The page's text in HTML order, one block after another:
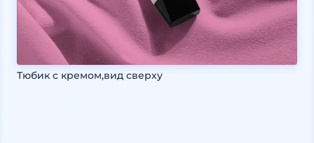
Тюбик с кремом,вид сверху